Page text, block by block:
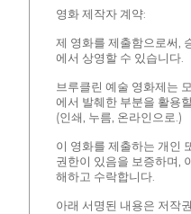
영화 제작자 계약:
제 영화를 제출함으로써,
에서 상영할 수 있습니다.
브루클린 예술 영화제는
에서 발췌한 부분을 활용
(인쇄, 누름, 온라인으로.)
이 영화를 제출하는 개인
권한이 있음을 보증하며,
해하고 수락합니다.
아래 서명된 내용은 저작